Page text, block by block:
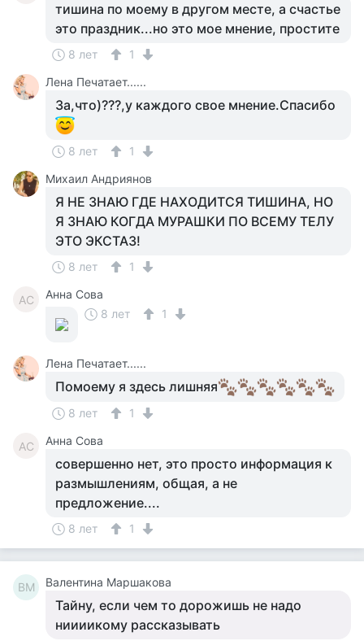
тишина по моему в другом месте, а счастье
это праздник...но это мое мнение, простите
8 лет
1
Лена Печатает......
За,что)???,у каждого свое мнение.Спасибо
8 лет
1
Михаил Андриянов
Я НЕ ЗНАЮ ГДЕ НАХОДИТСЯ ТИШИНА, НО
Я ЗНАЮ КОГДА МУРАШКИ ПО ВСЕМУ ТЕЛУ
ЭТО ЭКСТАЗ!
8 лет 1
АС
Анна Сова
8 лет
1
Лена Печатает......
Помоему я здесь лишняя
8 лет 1
АС Анна Сова
совершенно нет, это просто информация к
размышлениям, общая, а не
предложение....
8 лет 1
ВМ Валентина Маршакова
Тайну, если чем то дорожишь не надо
ниииикому рассказывать